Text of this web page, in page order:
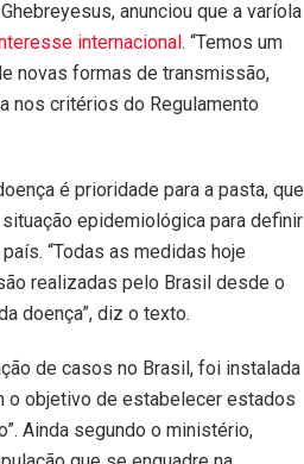
anunciou que a varíola
internacional. “Temos um
novas formas de transmissão,
nos critérios do Regulamento
é prioridade para a pasta, que
epidemiológica para definir
“Todas as medidas hoje
realizadas pelo Brasil desde o
doença”, diz o texto.
de casos no Brasil, foi instalada
o objetivo de estabelecer estados
Ainda segundo o ministério,